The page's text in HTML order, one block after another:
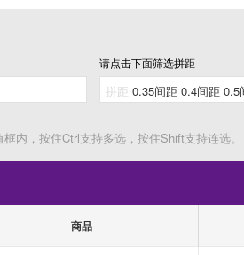
请点击下面筛选拼距
框内，按住Ctrl支持多选，按住Shift支持连选
商品